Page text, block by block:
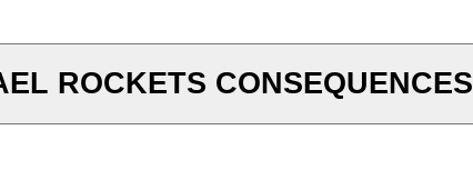
ROCKETS CONSEQUENCES